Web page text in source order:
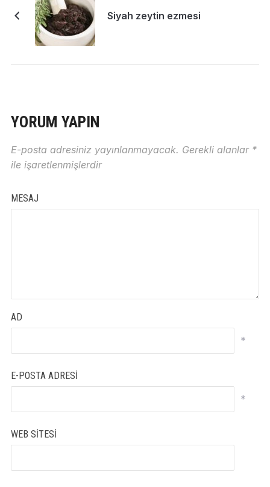
Siyah zeytin ezmesi
YORUM YAPIN
E-posta adresiniz yayınlanmayacak. Gerekli alanlar *
ile işaretlenmişlerdir
MESAJ
AD
*
E-POSTA ADRESI
*
WEB SITESI